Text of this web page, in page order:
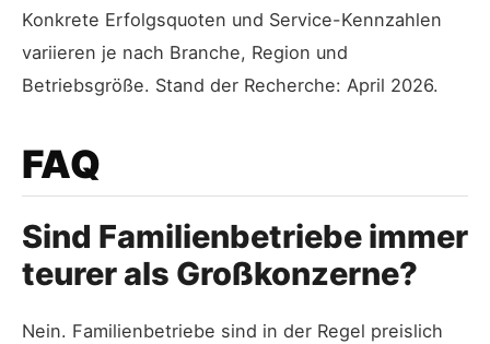
Konkrete Erfolgsquoten und Service-Kennzahlen
variieren je nach Branche, Region und
Betriebsgröße. Stand der Recherche: April 2026.
FAQ
Sind Familienbetriebe immer
teurer als Großkonzerne?
Nein. Familienbetriebe sind in der Regel preislich